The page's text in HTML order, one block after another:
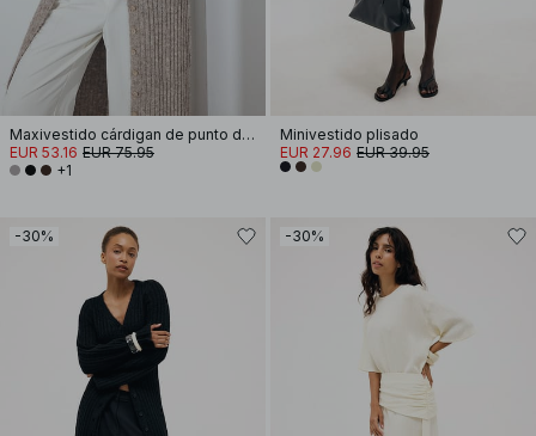
Maxivestido cárdigan de punto de mezcla de lana
EUR 53.16 EUR 75.95
+1
Minivestido plisado
EUR 27.96 EUR 39.95
-30% -30%